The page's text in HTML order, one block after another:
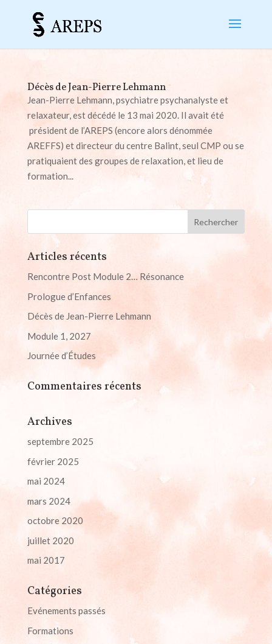
Décès de Jean-Pierre Lehmann
Jean-Pierre Lehmann, psychiatre psychanalyste et
relaxateur, est décédé le 13 mai 2020. Il avait été
président de l’AREPS (encore alors dénommée
AREFFS) et directeur du centre Balint, seul CMP ou se
pratiquaient des groupes de relaxation, et lieu de
formation...
Articles récents
Rencontre Post Module 2… Résonance
Prologue d’Enfances
Décès de Jean-Pierre Lehmann
Module 1, 2027
Journée d’Études
Commentaires récents
Archives
septembre 2025
février 2025
mai 2024
mars 2024
octobre 2020
juillet 2020
mai 2017
Catégories
Evénements passés
Formations